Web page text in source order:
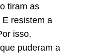
tiram as
resistem a
isso,
puderam a